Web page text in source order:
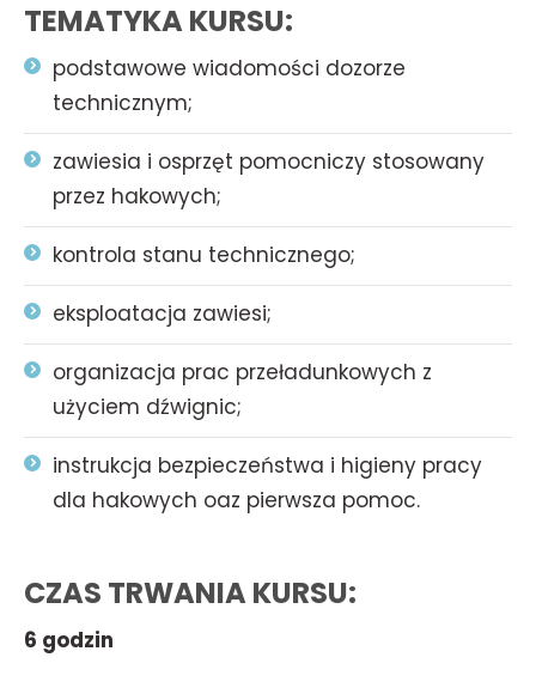
TEMATYKA KURSU:
podstawowe wiadomości dozorze
technicznym;
zawiesia i osprzęt pomocniczy stosowany
przez hakowych;
kontrola stanu technicznego;
eksploatacja zawiesi;
organizacja prac przeładunkowych z
użyciem dźwignic;
instrukcja bezpieczeństwa i higieny pracy
dla hakowych oaz pierwsza pomoc.
CZAS TRWANIA KURSU:
6 godzin